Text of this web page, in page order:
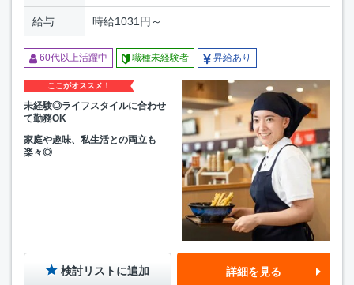
給与 時給1031円～
60代以上活躍中 職種未経験者 昇給あり
ここがオススメ！
未経験◎ライフスタイルに合わせ
て勤務OK
家庭や趣味、私生活との両立も
楽々◎
検討リストに追加 詳細を見る